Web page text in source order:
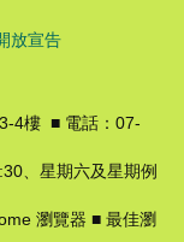
放宣告
4樓 ■ 電話：07-
、星期六及星期例
瀏覽器 ■ 最佳瀏